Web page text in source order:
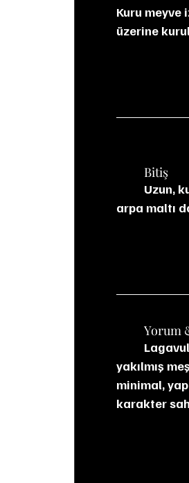
Kuru
üzerine
	Bitiş
arpa maltı
Yorum
yakılmış
minimal,
karakter